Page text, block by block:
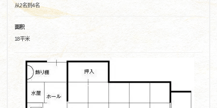
从2名到4名
面积
18平米